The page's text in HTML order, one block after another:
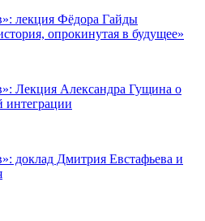
лекция Фёдора Гайды
опрокинутая в будущее»
Лекция Александра Гущина о
интеграции
доклад Дмитрия Евстафьева и